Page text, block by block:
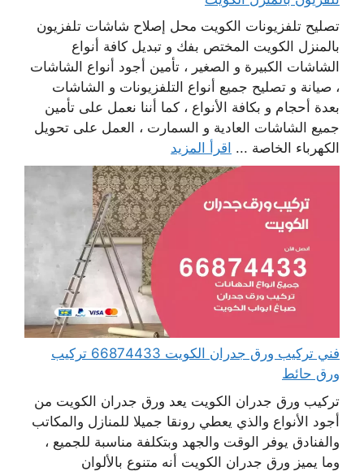
تصليح تلفزيونات الكويت محل إصلاح شاشات تلفزيون
بالمنزل الكويت المختص بفك و تبديل كافة أنواع
الشاشات الكبيرة و الصغير ، تأمين أجود أنواع الشاشات
، صيانة و تصليح جميع أنواع التلفزيونات و الشاشات
بعدة أحجام و بكافة الأنواع ، كما أننا نعمل على تأمين
جميع الشاشات العادية و السمارت ، العمل على تحويل
الكهرباء الخاصة ... اقرأ المزيد
فني تركيب ورق جدران الكويت 66874433 تركيب
ورق حائط
تركيب ورق جدران الكويت يعد ورق جدران الكويت من
أجود الأنواع والذي يعطي رونقا جميلا للمنازل والمكاتب
والفنادق يوفر الوقت والجهد وبتكلفة مناسبة للجميع ،
وما يميز ورق جدران الكويت أنه متنوع بالألوان